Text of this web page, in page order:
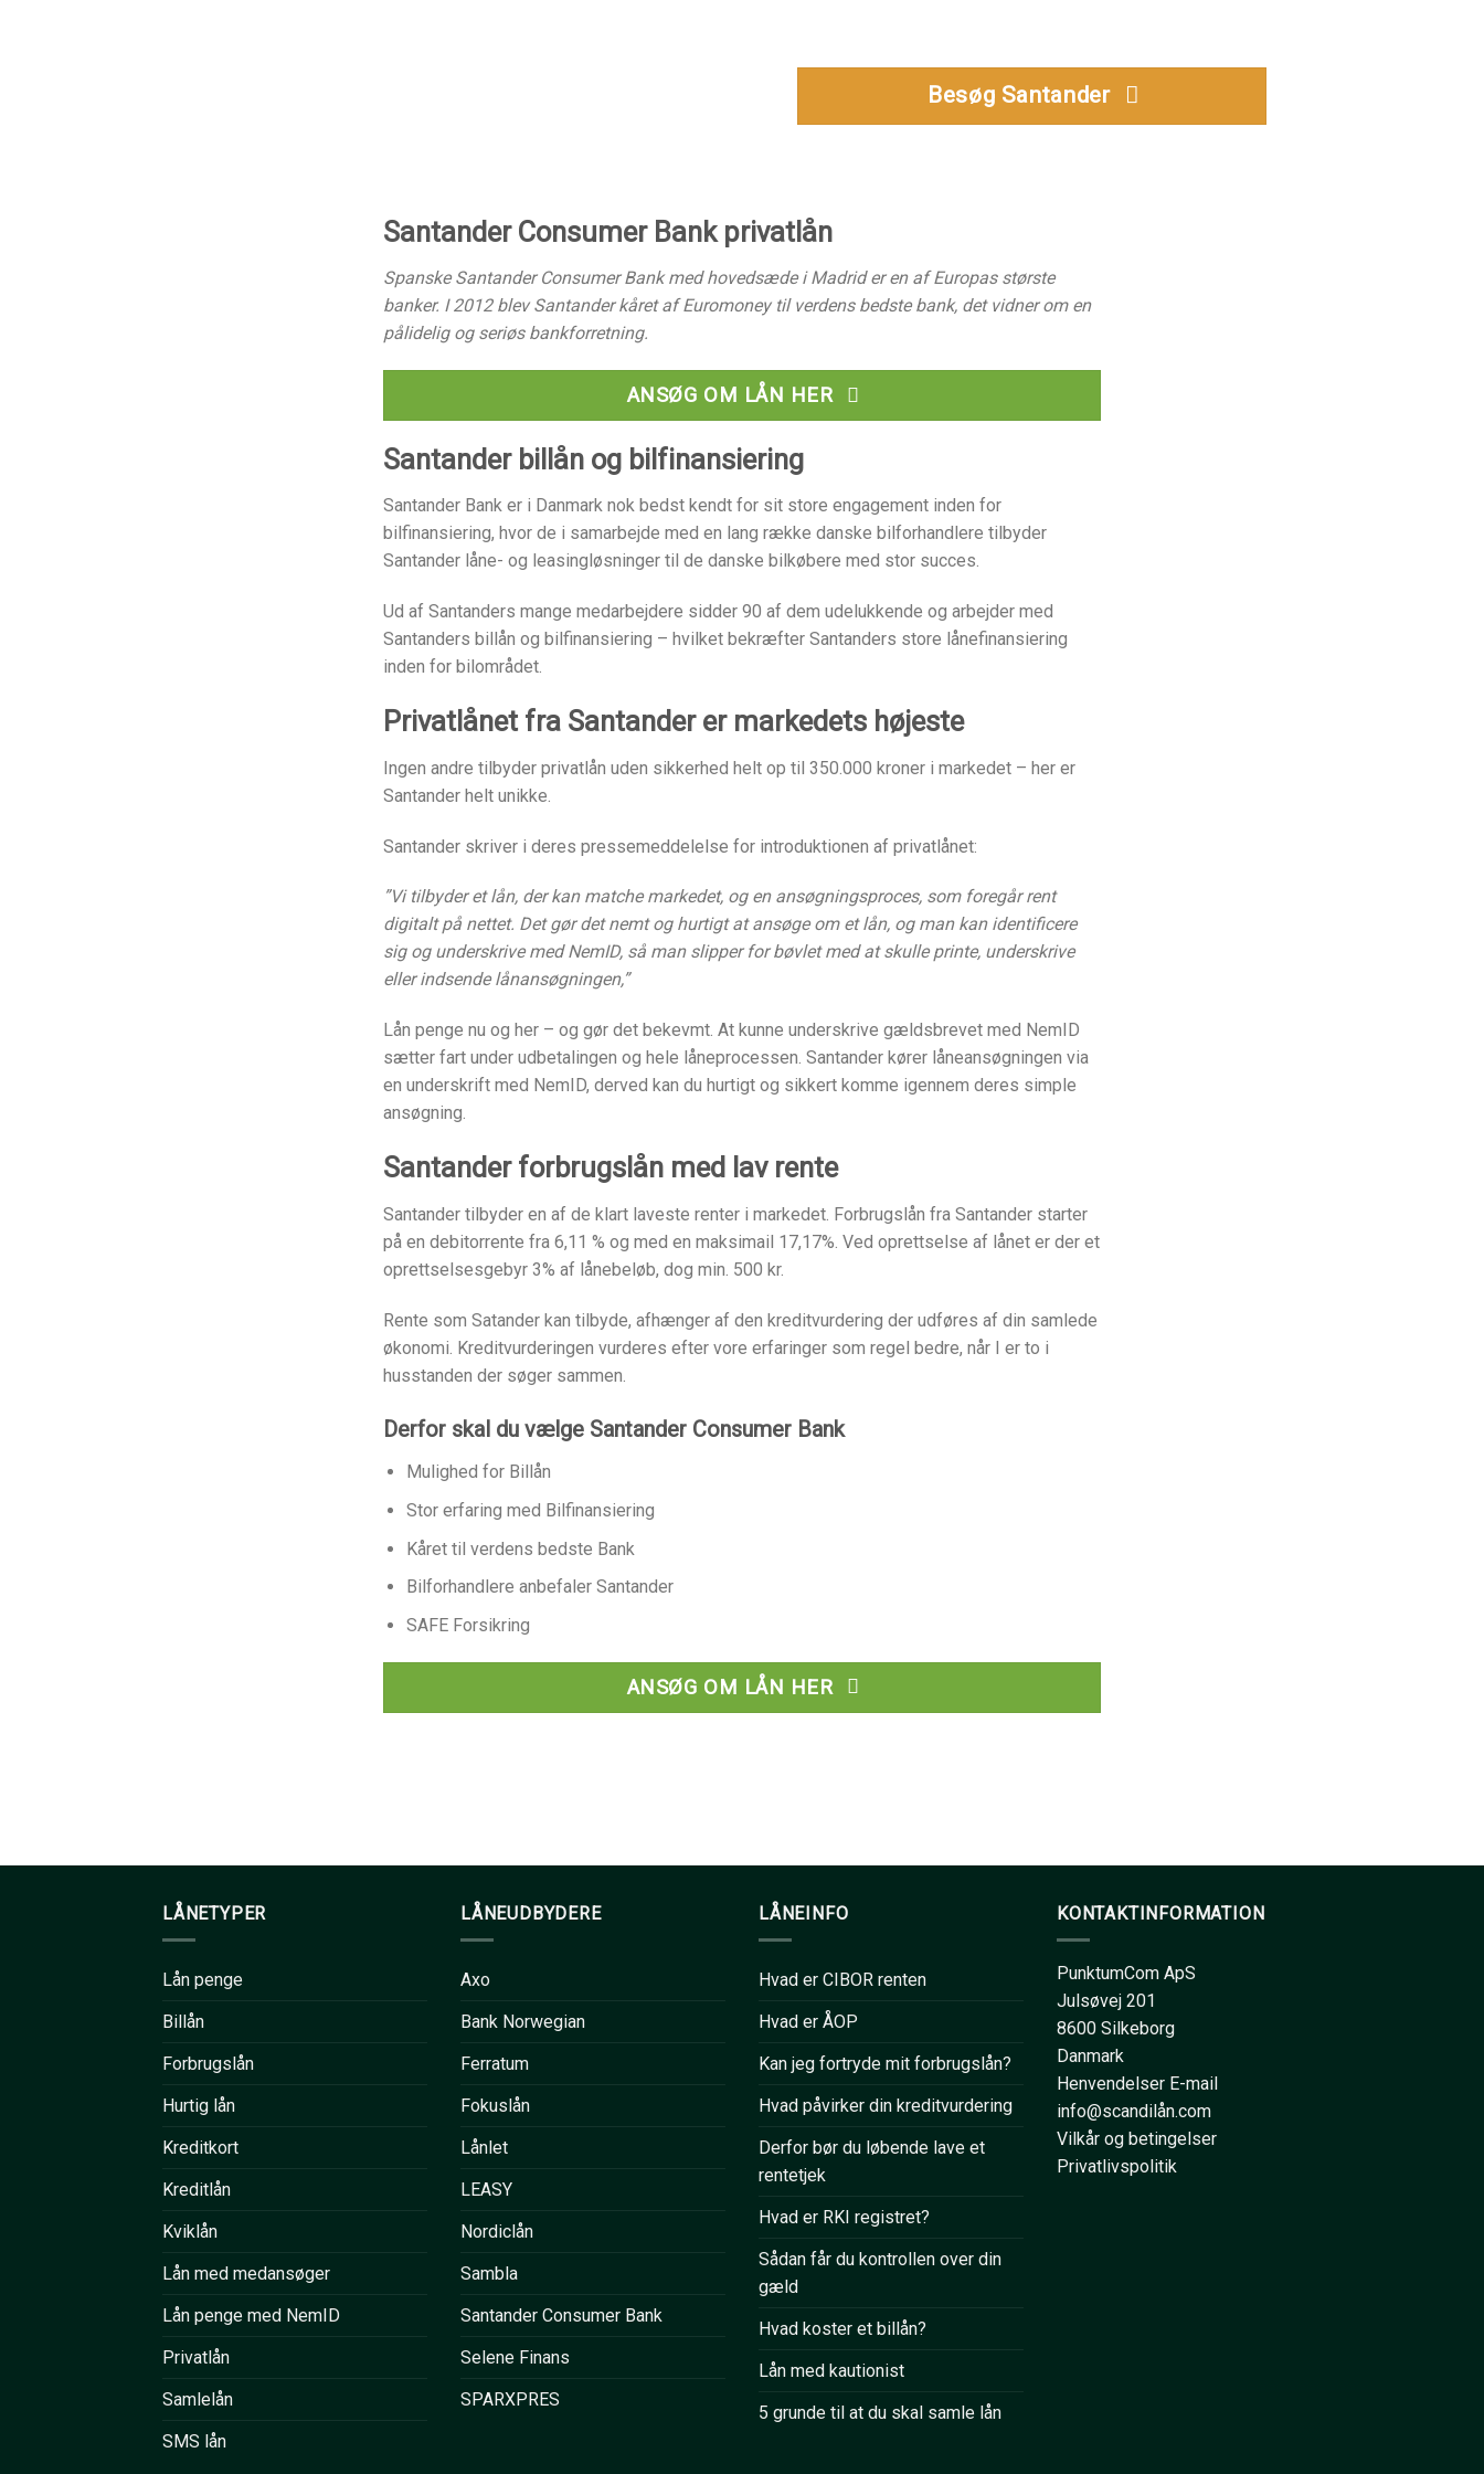
Besøg Santander
Santander Consumer Bank privatlån
Spanske Santander Consumer Bank med hovedsæde i Madrid er en af Europas største
banker. I 2012 blev Santander kåret af Euromoney til verdens bedste bank, det vidner om en
pålidelig og seriøs bankforretning.
ANSØG OM LÅN HER
Santander billån og bilfinansiering
Santander Bank er i Danmark nok bedst kendt for sit store engagement inden for
bilfinansiering, hvor de i samarbejde med en lang række danske bilforhandlere tilbyder
Santander låne- og leasingløsninger til de danske bilkøbere med stor succes.
Ud af Santanders mange medarbejdere sidder 90 af dem udelukkende og arbejder med
Santanders billån og bilfinansiering – hvilket bekræfter Santanders store lånefinansiering
inden for bilområdet.
Privatlånet fra Santander er markedets højeste
Ingen andre tilbyder privatlån uden sikkerhed helt op til 350.000 kroner i markedet – her er
Santander helt unikke.
Santander skriver i deres pressemeddelelse for introduktionen af privatlånet:
”Vi tilbyder et lån, der kan matche markedet, og en ansøgningsproces, som foregår rent
digitalt på nettet. Det gør det nemt og hurtigt at ansøge om et lån, og man kan identificere
sig og underskrive med NemID, så man slipper for bøvlet med at skulle printe, underskrive
eller indsende lånansøgningen,”
Lån penge nu og her – og gør det bekevmt. At kunne underskrive gældsbrevet med NemID
sætter fart under udbetalingen og hele låneprocessen. Santander kører låneansøgningen via
en underskrift med NemID, derved kan du hurtigt og sikkert komme igennem deres simple
ansøgning.
Santander forbrugslån med lav rente
Santander tilbyder en af de klart laveste renter i markedet. Forbrugslån fra Santander starter
på en debitorrente fra 6,11 % og med en maksimail 17,17%. Ved oprettselse af lånet er der et
oprettselsesgebyr 3% af lånebeløb, dog min. 500 kr.
Rente som Satander kan tilbyde, afhænger af den kreditvurdering der udføres af din samlede
økonomi. Kreditvurderingen vurderes efter vore erfaringer som regel bedre, når I er to i
husstanden der søger sammen.
Derfor skal du vælge Santander Consumer Bank
Mulighed for Billån
Stor erfaring med Bilfinansiering
Kåret til verdens bedste Bank
Bilforhandlere anbefaler Santander
SAFE Forsikring
ANSØG OM LÅN HER
LÅNETYPER
Lån penge
Billån
Forbrugslån
Hurtig lån
Kreditkort
Kreditlån
Kviklån
Lån med medansøger
Lån penge med NemID
Privatlån
Samlelån
SMS lån
LÅNEUDBYDERE
Axo
Bank Norwegian
Ferratum
Fokuslån
Lånlet
LEASY
Nordiclån
Sambla
Santander Consumer Bank
Selene Finans
SPARXPRES
LÅNEINFO
Hvad er CIBOR renten
Hvad er ÅOP
Kan jeg fortryde mit forbrugslån?
Hvad påvirker din kreditvurdering
Derfor bør du løbende lave et
rentetjek
Hvad er RKI registret?
Sådan får du kontrollen over din
gæld
Hvad koster et billån?
Lån med kautionist
5 grunde til at du skal samle lån
KONTAKTINFORMATION
PunktumCom ApS
Julsøvej 201
8600 Silkeborg
Danmark
Henvendelser E-mail
info@scandilån.com
Vilkår og betingelser
Privatlivspolitik